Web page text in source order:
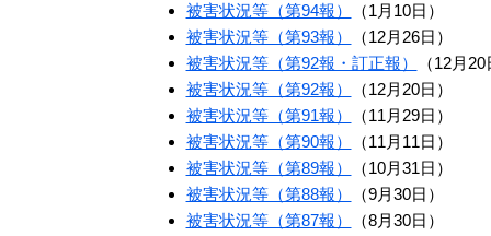
被害状況等（第94報）
（1月10日）
被害状況等（第93報）
（12月26日）
被害状況等（第92報・訂正報）
（12月20
被害状況等（第92報）
（12月20日）
被害状況等（第91報）
（11月29日）
被害状況等（第90報）
（11月11日）
被害状況等（第89報）
（10月31日）
被害状況等（第88報）
（9月30日）
被害状況等（第87報）
（8月30日）